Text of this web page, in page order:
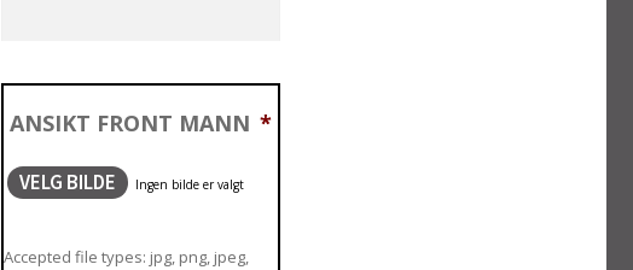
ANSIKT FRONT MANN *
VELG BILDE
Accepted file types: jpg, png, jpeg,